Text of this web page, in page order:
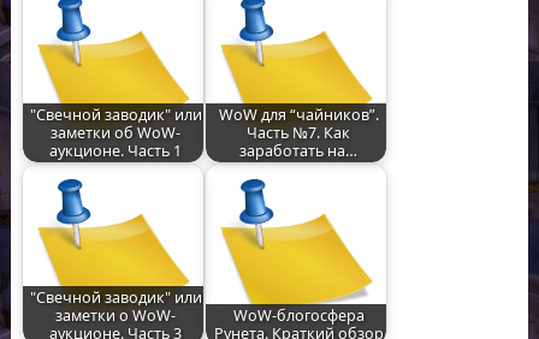
"Свечной заводик" или
заметки об WoW-
аукционе. Часть 1
WoW для “чайников”.
Часть №7. Как
заработать на…
"Свечной заводик" или
заметки о WoW-
аукционе. Часть 3
WoW-блогосфера
Рунета. Краткий обзор